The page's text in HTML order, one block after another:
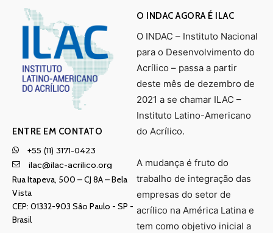
ENTRE EM CONTATO
+55 (11) 3171-0423
ilac@ilac-acrilico.org
Rua Itapeva, 500 – CJ 8A – Bela
Vista
CEP: 01332-903 Sâo Paulo - SP -
Brasil
O INDAC AGORA É ILAC
O INDAC – Instituto Nacional
para o Desenvolvimento do
Acrílico – passa a partir
deste mês de dezembro de
2021 a se chamar ILAC –
Instituto Latino-Americano
do Acrílico.
A mudança é fruto do
trabalho de integração das
empresas do setor de
acrílico na América Latina e
tem como objetivo inicial a